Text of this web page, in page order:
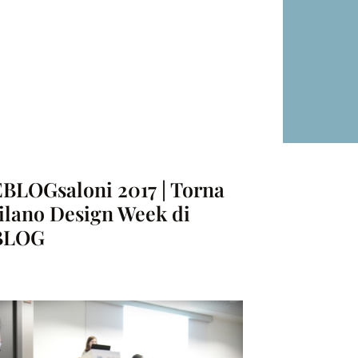
2017 | Torna
Design Week di